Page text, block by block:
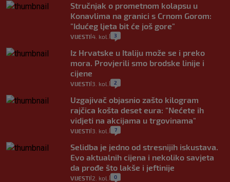
Stručnjak o prometnom kolapsu u
Konavlima na granici s Crnom Gorom:
"Idućeg ljeta bit će još gore"
VIJESTI 4. kol. 3
Iz Hrvatske u Italiju može se i preko
mora. Provjerili smo brodske linije i
cijene
VIJESTI 3. kol. 2
Uzgajivač objasnio zašto kilogram
rajčica košta deset eura: "Nećete ih
vidjeti na akcijama u trgovinama"
VIJESTI 3. kol. 7
Selidba je jedno od stresnijih iskustava.
Evo aktualnih cijena i nekoliko savjeta
da prođe što lakše i jeftinije
VIJESTI 2. kol. 0